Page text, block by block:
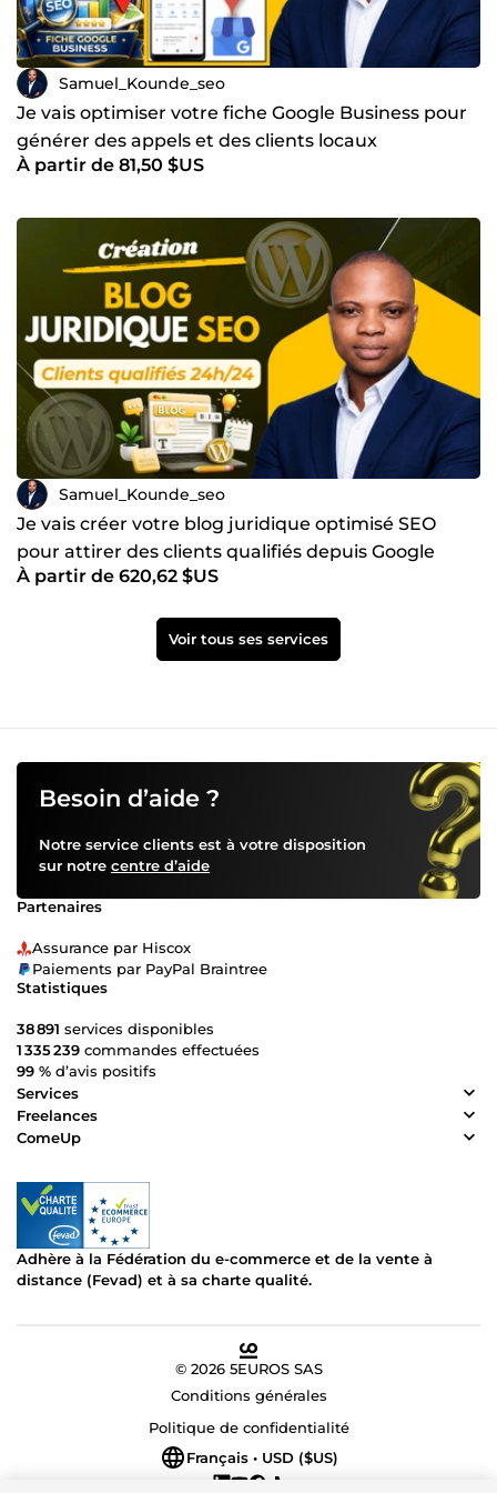
une vision claire de ce que nous allons construire
ensemble. Contactez-moi. 15 minutes suffisent. Vous
cherchez un expert SEO WordPress sérieux, qui garantit
des résultats et vous forme à l'autonomie ? Vous venez de
le trouver.
Samuel_Kounde_seo
Je vais optimiser votre fiche Google Business pour
générer des appels et des clients locaux
À partir de 81,50 $US
Samuel_Kounde_seo
Je vais créer votre blog juridique optimisé SEO
pour attirer des clients qualifiés depuis Google
À partir de 620,62 $US
Voir tous ses services
Besoin d’aide ?
Notre service clients est à votre disposition
sur notre centre d’aide
Partenaires
Assurance par Hiscox
Paiements par PayPal Braintree
Statistiques
38 891 services disponibles
1 335 239 commandes effectuées
99 % d’avis positifs
Services
Freelances
ComeUp
Adhère à la Fédération du e-commerce et de la vente à
distance (Fevad) et à sa charte qualité.
© 2026 5EUROS SAS
Conditions générales
Politique de confidentialité
Français • USD ($US)